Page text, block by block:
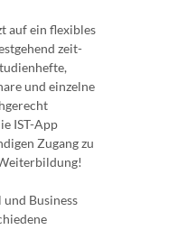
auf ein flexibles
zeit-
und einzelne
IST-App
Zugang zu
Business